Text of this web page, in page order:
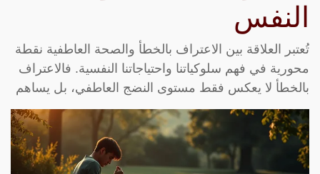
النفس
تُعتبر العلاقة بين الاعتراف بالخطأ والصحة العاطفية نقطة
محورية في فهم سلوكياتنا واحتياجاتنا النفسية. فالاعتراف
بالخطأ لا يعكس فقط مستوى النضج العاطفي، بل يساهم